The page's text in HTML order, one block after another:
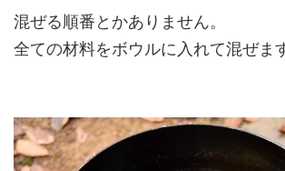
混ぜる順番とかありません。
全ての材料をボウルに入れて混ぜま